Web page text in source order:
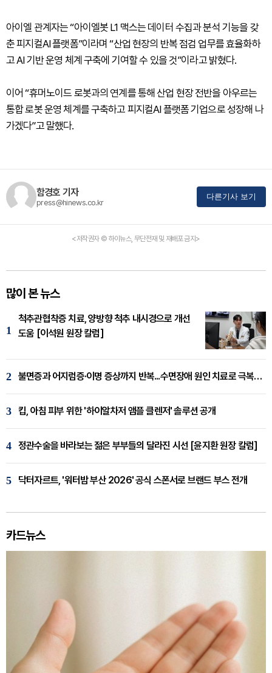
아이엘 관계자는 “아이엘봇 L1 맥스는 데이터 수집과 분석 기능을 갖
춘 피지컬AI 플랫폼”이라며 “산업 현장의 반복 점검 업무를 효율화하
고 AI 기반 운영 체계 구축에 기여할 수 있을 것”이라고 밝혔다.
이어 “휴머노이드 로봇과의 연계를 통해 산업 현장 전반을 아우르는
통합 로봇 운영 체계를 구축하고 피지컬AI 플랫폼 기업으로 성장해 나
가겠다”고 말했다.
함경호 기자
press@hinews.co.kr
다른기사 보기
<저작권자 © 하이뉴스, 무단전재 및 재배포 금지>
많이 본 뉴스
1
척추관협착증 치료, 양방향 척추 내시경으로 개선
도움 [이석원 원장 칼럼]
2 불면증과 어지럼증·이명 증상까지 반복...수면장애 원인 치료로 극복해야
3 킵, 아침 피부 위한 '하이알차저 앰플 클렌저' 솔루션 공개
4 정관수술을 바라보는 젊은 부부들의 달라진 시선 [윤지환 원장 칼럼]
5 닥터자르트, '워터밤 부산 2026' 공식 스폰서로 브랜드 부스 전개
카드뉴스